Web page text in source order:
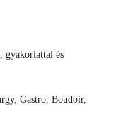
gyakorlattal és
Gastro, Boudoir,